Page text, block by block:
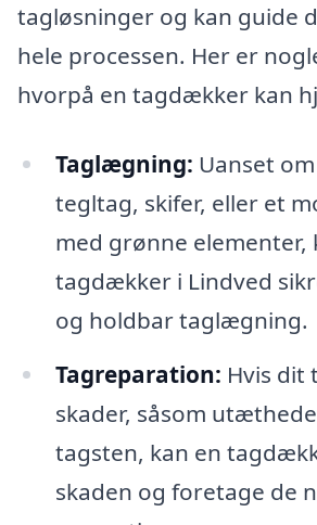
tagløsninger og kan guide
hele processen. Her er
hvorpå en tagdækker kan
Taglægning: Uanset
tegltag, skifer, eller et
med grønne elementer,
tagdækker i Lindved
og holdbar taglægning.
Tagreparation: Hvis dit
skader, såsom
tagsten, kan en
skaden og foretage de